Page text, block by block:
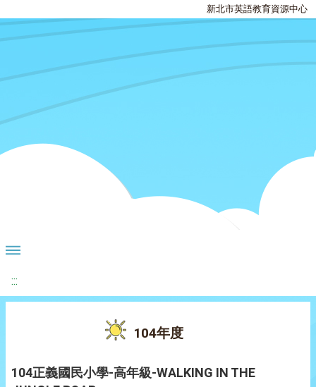
新北市英語教育資源中心
:::
104年度
104正義國民小學-高年級-WALKING IN THE